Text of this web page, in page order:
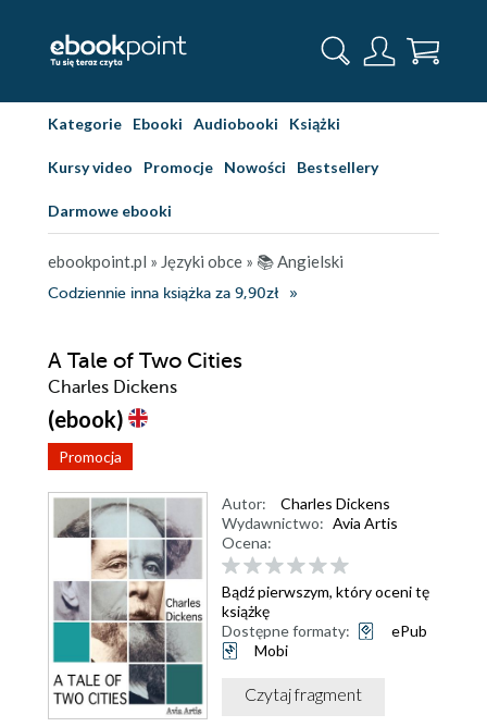
Kategorie Ebooki Audiobooki Książki
Kursy video Promocje Nowości Bestsellery
Darmowe ebooki
ebookpoint.pl » Języki obce » 📚 Angielski
Codziennie inna książka za 9,90zł
A Tale of Two Cities
Charles Dickens
(ebook)
Promocja
Autor:
Charles Dickens
Wydawnictwo: Avia Artis
Ocena:
Bądź pierwszym, który oceni tę
książkę
Dostępne formaty:
ePub
Mobi
Czytaj fragment